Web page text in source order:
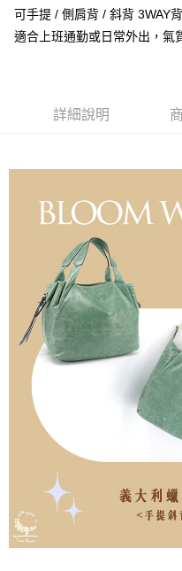
台新國際商業銀行
台灣樂天信用卡公司
元大商業銀行
玉山商業銀行
ATM付款
每筆NT$60，滿NT$1,000(含
每筆NT$60，滿NT$1,000(含
7-11取貨付款
每筆NT$60，滿NT$1,000(含
付款後7-11取貨
每筆NT$60，滿NT$1,000(含
宅配
每筆NT$80，滿NT$1,000(含
可手提 / 側肩背 / 斜背 3WAY
適合上班通勤或日常外出，氣
詳細說明